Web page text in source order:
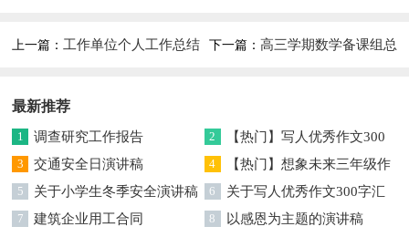
上一篇：工作单位个人工作总结 下一篇： 高三学期数学备课组总
最新推荐
1 调查研究工作报告 2
【热门】写人优秀作文300
字集合7篇
3 交通安全日演讲稿 4
【热门】想象未来三年级作
文汇编7篇
5 关于小学生冬季安全演讲稿 6
关于写人优秀作文300字汇
编六篇
7 建筑企业用工合同 8 以感恩为主题的演讲稿